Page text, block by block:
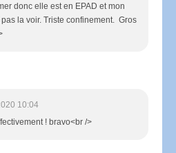
donc elle est en EPAD et mon
la voir. Triste confinement. Gros
10:04
! bravo<br />